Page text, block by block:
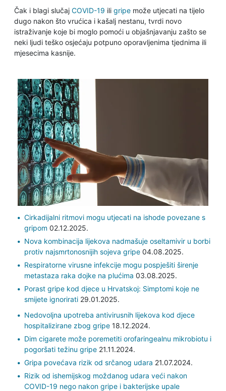
Čak i blagi slučaj COVID-19 ili gripemože utjecati na tijelo
dugo nakon što vrućica i kašalj nestanu, tvrdi novo
istraživanje koje bi moglo pomoći u objašnjavanju zašto se
neki ljudi teško osjećaju potpuno oporavljenima tjednima ili
mjesecima kasnije.
Cirkadijalni ritmovi mogu utjecati na ishode povezane s
gripom 02.12.2025.
Nova kombinacija lijekova nadmašuje oseltamivir u borbi
protiv najsmrtonosnijih sojeva gripe04.08.2025.
Respiratorne virusne infekcije mogu pospješiti širenje
metastaza raka dojke na plućima 03.08.2025.
Porast gripe kod djece u Hrvatskoj: Simptomi koje ne
smijete ignorirati29.01.2025.
Nedovoljna upotreba antivirusnih lijekova kod djece
hospitalizirane zbog gripe18.12.2024.
Dim cigarete može poremetiti orofaringealnu mikrobiotu i
pogoršati težinu gripe21.11.2024.
Gripa povećava rizik od srčanog udara 21.07.2024.
Rizik od ishemijskog moždanog udara veći nakon
COVID-19 nego nakon gripe i bakterijske upale